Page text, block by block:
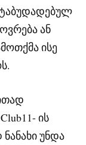
ან
ისე
ის
უნდა